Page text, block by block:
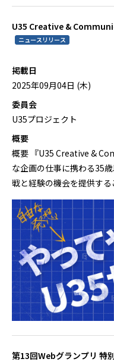
U35 Creative &
ニュースリリース
掲載日
2025年09月04日 (木)
委員会
U35プロジェクト
概要
概要 『U35 Creative &
な企画の仕事に携わる35
戦と経験の機会を提供する
第13回Webグランプリ 特